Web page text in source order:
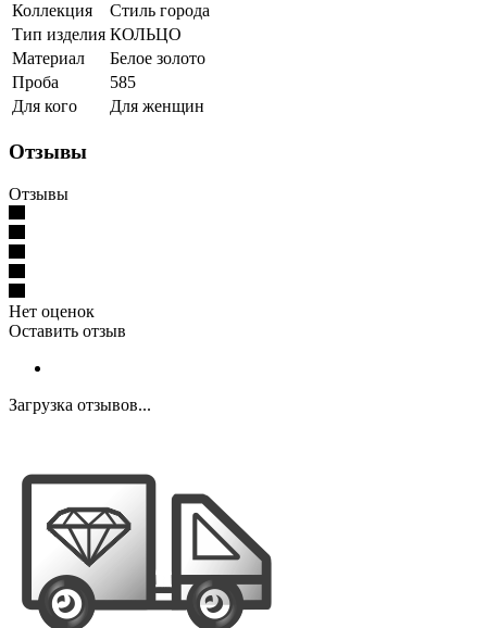
Коллекция
Стиль города
Тип изделия КОЛЬЦО
Материал
Белое золото
Проба
585
Для кого
Для женщин
Отзывы
Отзывы
Нет оценок
Оставить отзыв
Загрузка отзывов...